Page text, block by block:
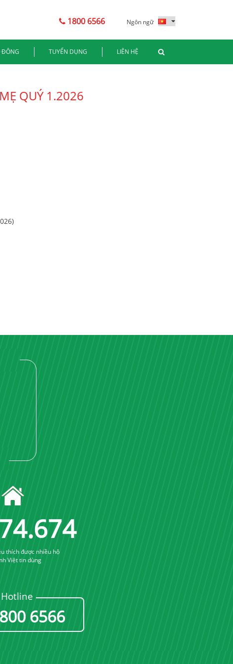
1800 6566 Ngôn ngữ
ĐÔNG TUYỂN DỤNG LIÊN HỆ
QUÝ 1.2026
.689
thích được nhiều hộ
Việt tin dùng
Hotline
6566